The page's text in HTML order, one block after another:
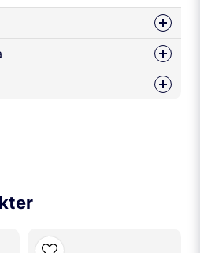
den är tillverkad blå ut, har